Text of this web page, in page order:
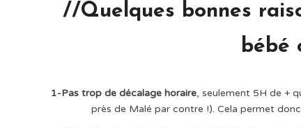
//Quelques bonnes
bébé
1-Pas trop de décalage horaire, seulement 5H de +
près de Malé par contre !). Cela permet